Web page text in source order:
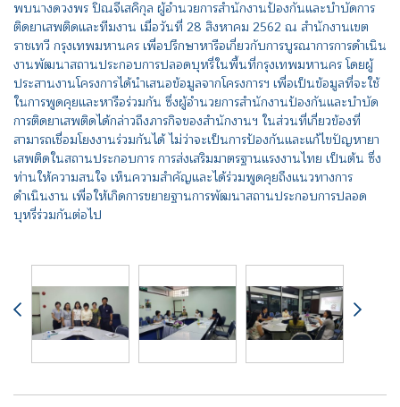
พบนางดวงพร ปิณจีเสคิกุล ผู้อำนวยการสำนักงานป้องกันและบำบัดการ
ติดยาเสพติดและทีมงาน เมื่อวันที่ 28 สิงหาคม 2562 ณ สำนักงานเขต
ราชเทวี กรุงเทพมหานคร เพื่อปรึกษาหารือเกี่ยวกับการบูรณาการการดำเนิน
งานพัฒนาสถานประกอบการปลอดบุหรี่ในพื้นที่กรุงเทพมหานคร โดยผู้
ประสานงานโครงการได้นำเสนอข้อมูลจากโครงการฯ เพื่อเป็นข้อมูลที่จะใช้
ในการพูดคุยและหารือร่วมกัน ซึ่งผู้อำนวยการสำนักงานป้องกันและบำบัด
การติดยาเสพติดได้กล่าวถึงภารกิจของสำนักงานฯ ในส่วนที่เกี่ยวข้องที่
สามารถเชื่อมโยงงานร่วมกันได้ ไม่ว่าจะเป็นการป้องกันและแก้ไขปัญหายา
เสพติดในสถานประกอบการ การส่งเสริมมาตรฐานแรงงานไทย เป็นต้น ซึ่ง
ท่านให้ความสนใจ เห็นความสำคัญและได้ร่วมพูดคุยถึงแนวทางการ
ดำเนินงาน เพื่อให้เกิดการขยายฐานการพัฒนาสถานประกอบการปลอด
บุหรี่ร่วมกันต่อไป